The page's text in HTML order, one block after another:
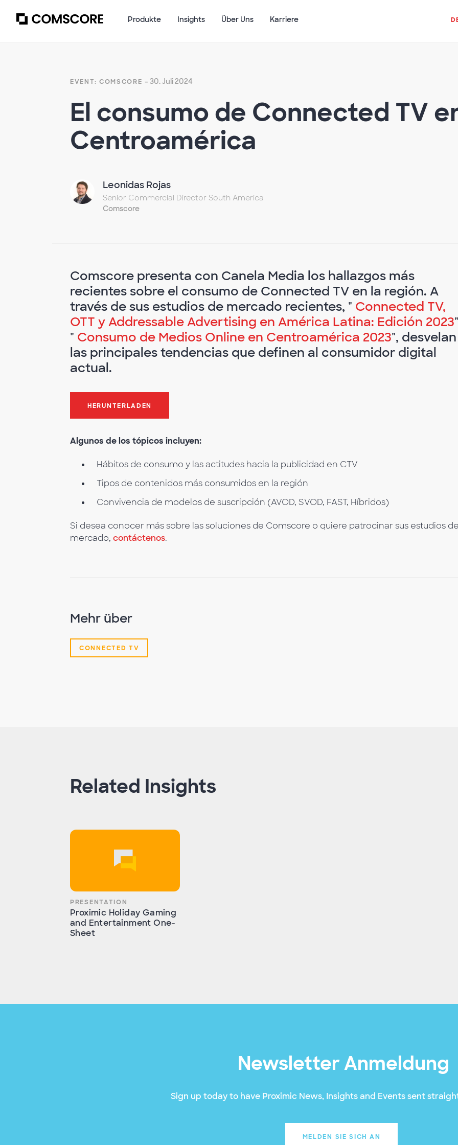
Produkte Insights Über Uns Karriere
EVENT: COMSCORE - 30. Juli 2024
El consumo de Connected TV
Centroamérica
Leonidas Rojas
Senior Commercial Director South America
Comscore
Comscore presenta con Canela Media los hallazgos más
recientes sobre el consumo de Connected TV en la región. A
través de sus estudios de mercado recientes, " Connected TV,
OTT y Addressable Advertising en América Latina: Edición 2023
" Consumo de Medios Online en Centroamérica 2023", desvelan
las principales tendencias que definen al consumidor digital
actual.
HERUNTERLADEN
Algunos de los tópicos incluyen:
Hábitos de consumo y las actitudes hacia la publicidad en CTV
Tipos de contenidos más consumidos en la región
Convivencia de modelos de suscripción (AVOD, SVOD, FAST, Híbridos)
Si desea conocer más sobre las soluciones de Comscore o quiere patrocinar sus estudios
mercado, contáctenos.
Mehr über
CONNECTED TV
Related Insights
PRESENTATION
Proximic Holiday Gaming
and Entertainment One-
Sheet
Newsletter Anmeldung
Sign up today to have Proximic News, Insights and Events sent
MELDEN SIE SICH AN